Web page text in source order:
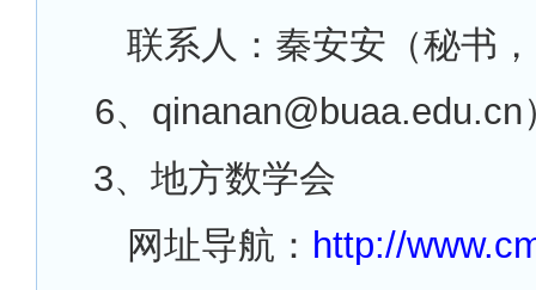
联系人：秦安安（秘书
6、qinanan@buaa.edu.cn
3、地方数学会
网址导航： http://